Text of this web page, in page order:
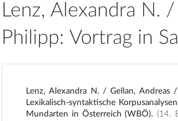
Lenz, Alexandra N.
Philipp: Vortrag in
Lenz, Alexandra N. / Gellan, Andreas
Lexikalisch-syntaktische
Mundarten in Österreich (WBÖ).